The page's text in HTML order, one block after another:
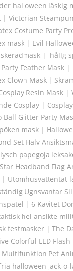
halloween läskig
| Victorian
Costume Party
mask | Evil
| Ihålig
Feather Mask |
Clown Mask |
Resin Mask |
Cosplay |
Ball Glitter Party
mask |
Set Halv
papegoja
Headband Flag
| Utomhusvattentät
Ugnsvantar
| 6 Kavitet
hel ansikte
festmasker | The
Colorful LED Flash
Multifunktion Pet
halloween jack-